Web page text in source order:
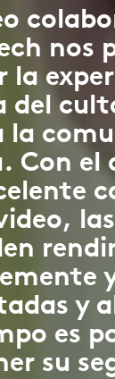
nos
la
del
la
Con el
y
es
su